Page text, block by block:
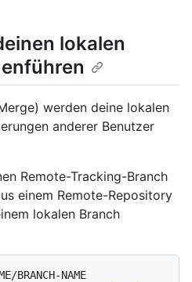
lokalen
werden deine lokalen
anderer Benutzer
Remote-Tracking-Branch
einem Remote-Repository
lokalen Branch
BRANCH-NAME